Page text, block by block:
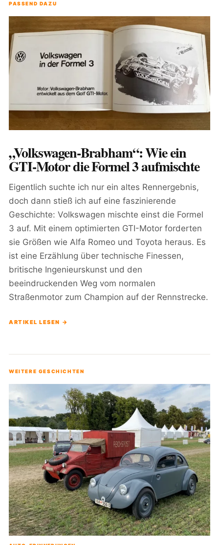
PASSEND DAZU
„Volkswagen-Brabham“: Wie ein
GTI-Motor die Formel 3 aufmischte
Eigentlich suchte ich nur ein altes Rennergebnis,
doch dann stieß ich auf eine faszinierende
Geschichte: Volkswagen mischte einst die Formel
3 auf. Mit einem optimierten GTI-Motor forderten
sie Größen wie Alfa Romeo und Toyota heraus. Es
ist eine Erzählung über technische Finessen,
britische Ingenieurskunst und den
beeindruckenden Weg vom normalen
Straßenmotor zum Champion auf der Rennstrecke.
ARTIKEL LESEN →
WEITERE GESCHICHTEN